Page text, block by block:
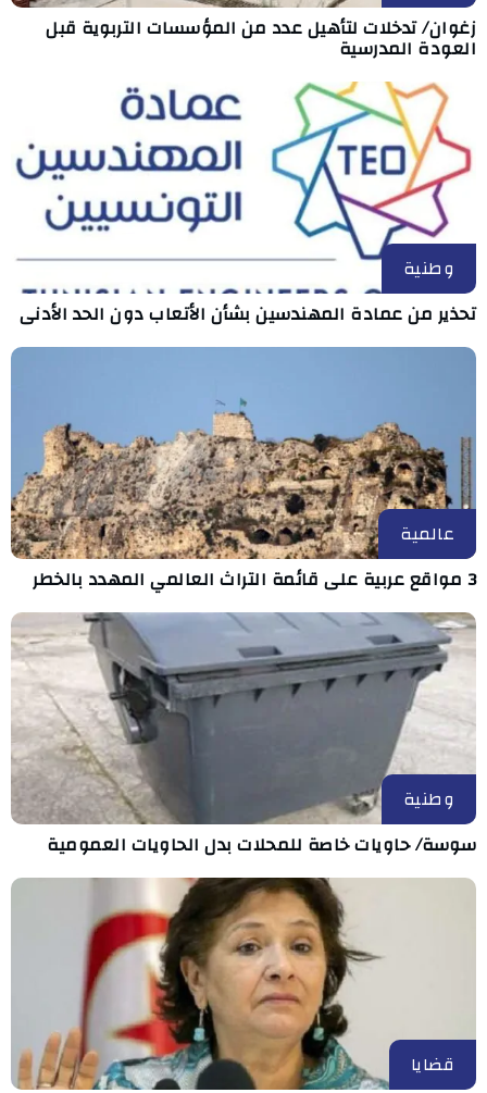
زغوان/ تدخلات لتأهيل عدد من المؤسسات التربوية قبل
العودة المدرسية
وطنية
تحذير من عمادة المهندسين بشأن الأتعاب دون الحد الأدنى
عالمية
3 مواقع عربية على قائمة التراث العالمي المهدد بالخطر
وطنية
سوسة/ حاويات خاصة للمحلات بدل الحاويات العمومية
قضايا